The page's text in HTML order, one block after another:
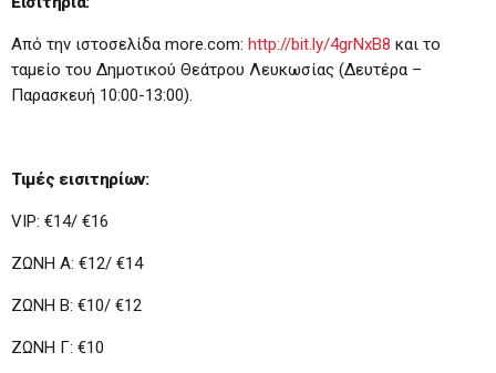
Από την ιστοσελίδα more.com: http://bit.ly/4grNxB8 και το
ταμείο του Δημοτικού Θεάτρου Λευκωσίας (Δευτέρα –
Παρασκευή 10:00-13:00).
Τιμές εισιτηρίων:
VIP: €14/ €16
ΖΩΝΗ Α: €12/ €14
ΖΩΝΗ Β: €10/ €12
ΖΩΝΗ Γ: €10